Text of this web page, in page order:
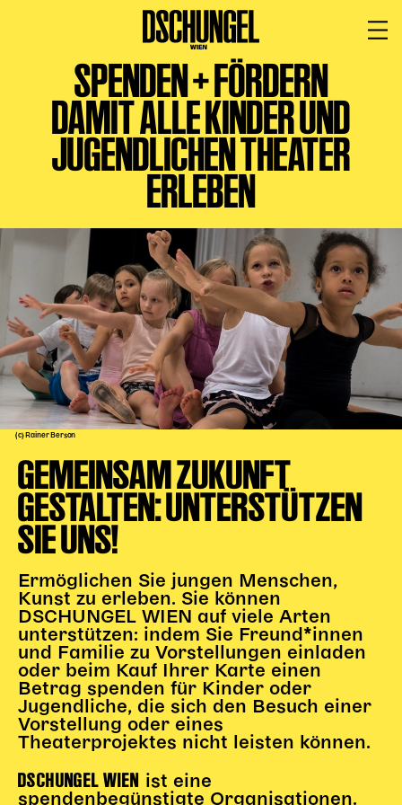
BARRIEREFREI
PROGRAMM
Spielplan
Vorstellungen
Wild & Schön Festival
Gastspiele
Available for Touring
Archiv
MITSPIELEN
Macht Wahn Sinn
Kinder Kunst
Workshops
Abenteuernacht
Kinder-Redaktion
Junge Kunst
Next Generation
Angewandte + DSCHUNGEL WIEN
MAGMA 25/26
Dramaturgie + Stadt
Theaterwerkstätten
PÄDAGOGIK
Kunst + Wissen
Rund um den Vorstellungsbesuch
SPENDEN + FÖRDERN
DAMIT ALLE KINDER UND
JUGENDLICHEN THEATER
ERLEBEN
(c) Rainer Berson
GEMEINSAM ZUKUNFT
GESTALTEN: UNTERSTÜTZEN
SIE UNS!
Ermöglichen Sie jungen Menschen,
Kunst zu erleben. Sie können
DSCHUNGEL WIEN auf viele Arten
unterstützen: indem Sie Freund*innen
und Familie zu Vorstellungen einladen
oder beim Kauf Ihrer Karte einen
Betrag spenden für Kinder oder
Jugendliche, die sich den Besuch einer
Vorstellung oder eines
Theaterprojektes nicht leisten können.
DSCHUNGEL WIEN ist eine
spendenbegünstigte Organisationen.